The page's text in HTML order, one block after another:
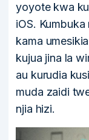
yoyote kwa
iOS.
kama
kujua jina la
au kurudia
muda zaidi
njia hizi.